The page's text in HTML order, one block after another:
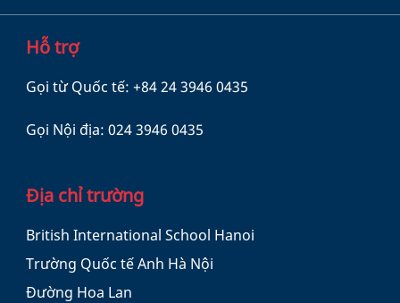
Hỗ trợ
Gọi từ Quốc tế:+84 24 3946 0435
Gọi Nội địa:024 3946 0435
Địa chỉ trường
British International School Hanoi
Trường Quốc tế Anh Hà Nội
Đường Hoa Lan